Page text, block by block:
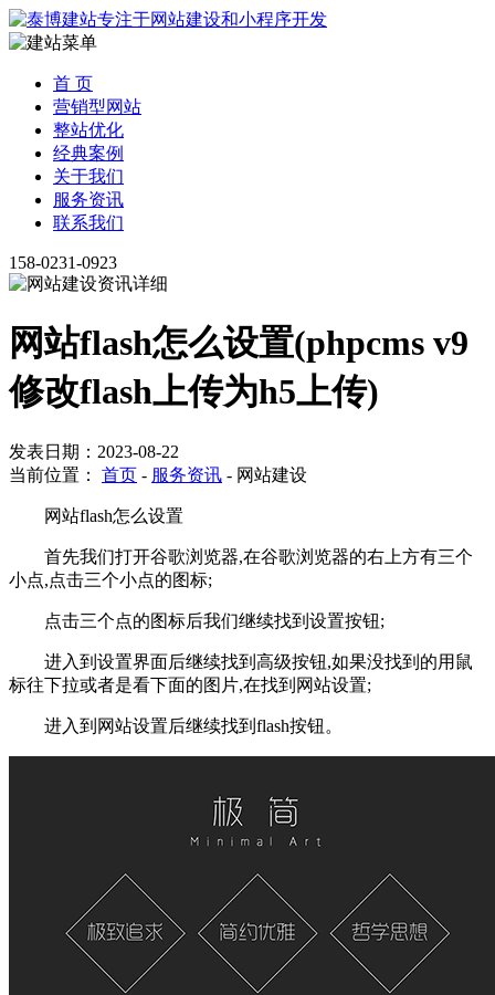
首 页
营销型网站
整站优化
经典案例
关于我们
服务资讯
联系我们
158-0231-0923
网站flash怎么设置(phpcms v9
修改flash上传为h5上传)
发表日期：2023-08-22
当前位置： 首页 - 服务资讯 - 网站建设
网站flash怎么设置
首先我们打开谷歌浏览器,在谷歌浏览器的右上方有三个
小点,点击三个小点的图标;
点击三个点的图标后我们继续找到设置按钮;
进入到设置界面后继续找到高级按钮,如果没找到的用鼠
标往下拉或者是看下面的图片,在找到网站设置;
进入到网站设置后继续找到flash按钮。